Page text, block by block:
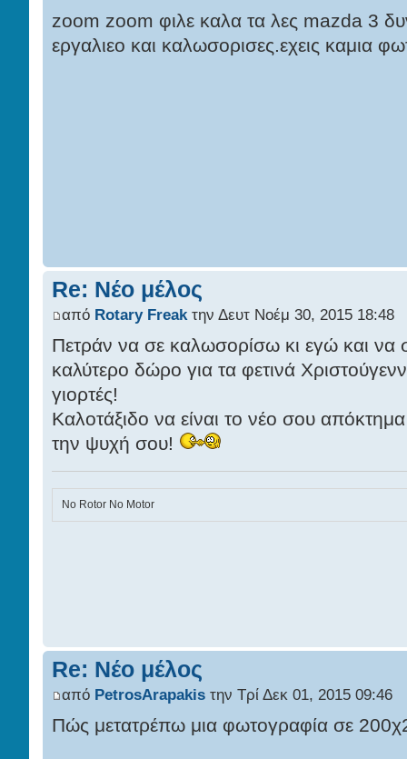
zoom zoom φιλε καλα τα λες mazda 3
εργαλιεο και καλωσορισες.εχεις καμια
Re: Νέο μέλος
από Rotary Freakτην Δευτ Νοέμ 30, 2015 18:48
Πετράν να σε καλωσορίσω κι εγώ και να
καλύτερο δώρο για τα φετινά
γιορτές!
Καλοτάξιδο να είναι το νέο σου απόκτημα
την ψυχή σου!
No Rotor No Motor
Re: Νέο μέλος
από PetrosArapakisτην Τρί Δεκ 01, 2015 09:46
Πώς μετατρέπω μια φωτογραφία σε